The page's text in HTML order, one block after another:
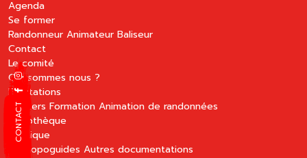
CONTACT
Agenda
Se former
Randonneur Animateur Baliseur
Contact
Le comité
Qui sommes nous ?
Prestations
Sentiers Formation Animation de randonnées
Bibliothèque
Boutique
Les topoguides Autres documentations